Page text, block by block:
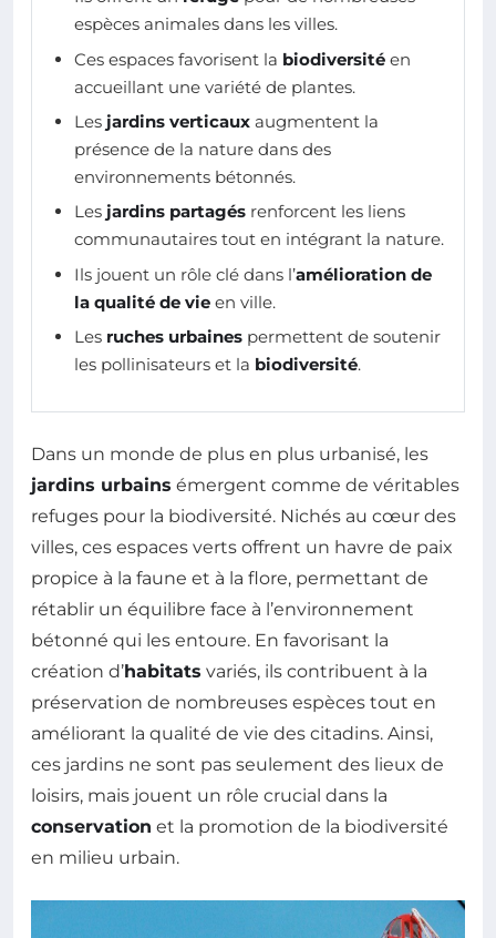
espèces animales dans les villes.
Ces espaces favorisent la biodiversité en
accueillant une variété de plantes.
Les jardins verticaux augmentent la
présence de la nature dans des
environnements bétonnés.
Les jardins partagés renforcent les liens
communautaires tout en intégrant la nature.
Ils jouent un rôle clé dans l’amélioration de
la qualité de vie en ville.
Les ruches urbaines permettent de soutenir
les pollinisateurs et la biodiversité.
Dans un monde de plus en plus urbanisé, les
jardins urbains émergent comme de véritables
refuges pour la biodiversité. Nichés au cœur des
villes, ces espaces verts offrent un havre de paix
propice à la faune et à la flore, permettant de
rétablir un équilibre face à l’environnement
bétonné qui les entoure. En favorisant la
création d’habitats variés, ils contribuent à la
préservation de nombreuses espèces tout en
améliorant la qualité de vie des citadins. Ainsi,
ces jardins ne sont pas seulement des lieux de
loisirs, mais jouent un rôle crucial dans la
conservation et la promotion de la biodiversité
en milieu urbain.